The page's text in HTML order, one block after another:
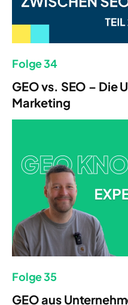
Folge 34
GEO vs. SEO – Die
Marketing
Folge 35
GEO aus